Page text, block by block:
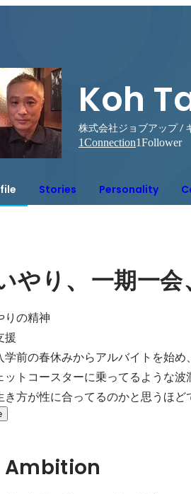
Koh
株式会社ジョブアップ /
1Connection1Follower
Stories Personality
やり 、 一期一会
りの精神
援
学前の春休みからアルバイトを始
ットコースターに乗ってるような
き方が性に合ってるのかと思うほど
Ambition